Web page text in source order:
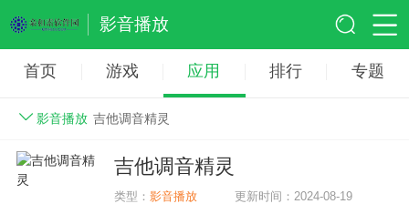
影音播放
首页 游戏 应用 排行 专题
影音播放 吉他调音精灵
吉他调音精灵
类型：影音播放 更新时间：2024-08-19